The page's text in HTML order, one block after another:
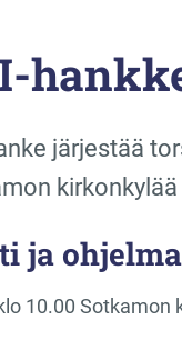
järjestää
ja ohjelma
10.00 Sotkamon